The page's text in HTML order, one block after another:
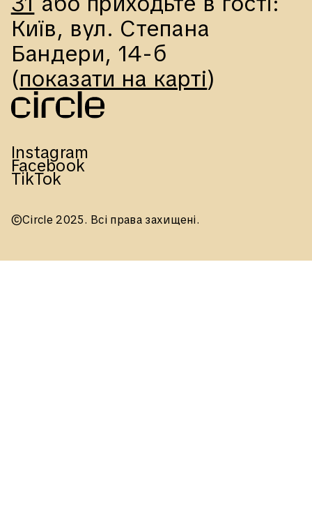
Київ, вул. Степана
Бандери, 14-б
(показати на карті)
Instagram
Facebook
TikTok
©Circle 2025. Всі права захищені.